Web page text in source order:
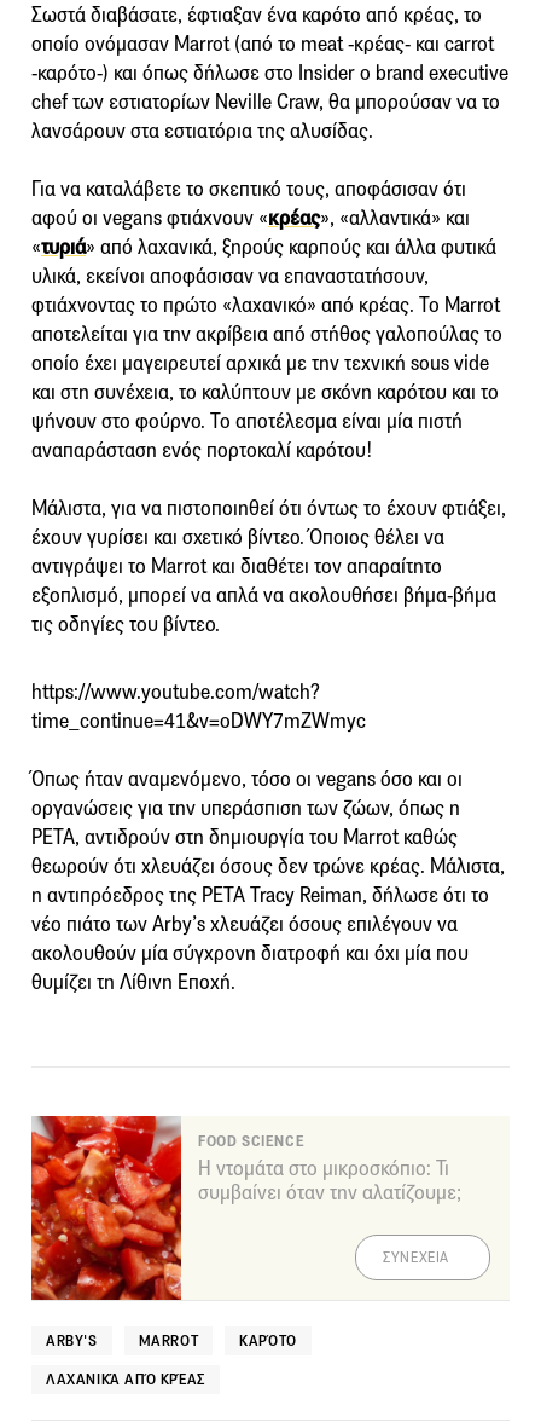
Σωστά διαβάσατε, έφτιαξαν ένα καρότο από κρέας, το
οποίο ονόμασαν Marrot (από το meat -κρέας- και carrot
-καρότο-) και όπως δήλωσε στο Insider o brand executive
chef των εστιατορίων Neville Craw, θα μπορούσαν να το
λανσάρουν στα εστιατόρια της αλυσίδας.
Για να καταλάβετε το σκεπτικό τους, αποφάσισαν ότι
αφού οι vegans φτιάχνουν «κρέας», «αλλαντικά» και
«τυριά» από λαχανικά, ξηρούς καρπούς και άλλα φυτικά
υλικά, εκείνοι αποφάσισαν να επαναστατήσουν,
φτιάχνοντας το πρώτο «λαχανικό» από κρέας. Το Marrot
αποτελείται για την ακρίβεια από στήθος γαλοπούλας το
οποίο έχει μαγειρευτεί αρχικά με την τεχνική sous vide
και στη συνέχεια, το καλύπτουν με σκόνη καρότου και το
ψήνουν στο φούρνο. Το αποτέλεσμα είναι μία πιστή
αναπαράσταση ενός πορτοκαλί καρότου!
Μάλιστα, για να πιστοποιηθεί ότι όντως το έχουν φτιάξει,
έχουν γυρίσει και σχετικό βίντεο. Όποιος θέλει να
αντιγράψει το Marrot και διαθέτει τον απαραίτητο
εξοπλισμό, μπορεί να απλά να ακολουθήσει βήμα-βήμα
τις οδηγίες του βίντεο.
https://www.youtube.com/watch?
time_continue=41&v=oDWY7mZWmyc
Όπως ήταν αναμενόμενο, τόσο οι vegans όσο και οι
οργανώσεις για την υπεράσπιση των ζώων, όπως η
PETA, αντιδρούν στη δημιουργία του Marrot καθώς
θεωρούν ότι χλευάζει όσους δεν τρώνε κρέας. Μάλιστα,
η αντιπρόεδρος της PETA Tracy Reiman, δήλωσε ότι το
νέο πιάτο των Arby’s χλευάζει όσους επιλέγουν να
ακολουθούν μία σύγχρονη διατροφή και όχι μία που
θυμίζει τη Λίθινη Εποχή.
FOOD SCIENCE
Η ντομάτα στο μικροσκόπιο: Τι
συμβαίνει όταν την αλατίζουμε;
ΣΥΝΕΧΕΙΑ
ARBY'S MARROT ΚΑΡΌΤΟ
ΛΑΧΑΝΙΚΆ ΑΠΌ ΚΡΈΑΣ